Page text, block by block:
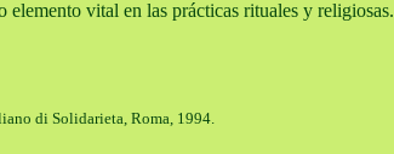
elemento vital en las prácticas rituales y religiosas.
di Solidarieta, Roma, 1994.